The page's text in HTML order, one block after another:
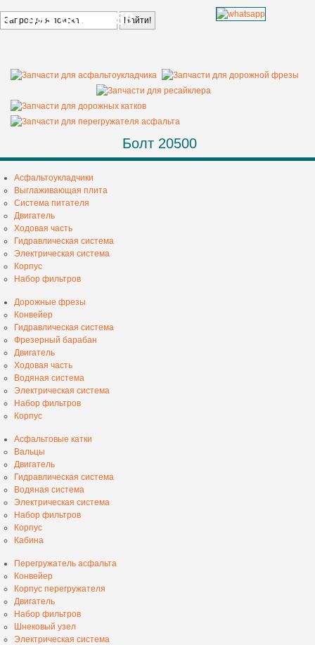
+7 499 685 68 58
Болт 20500
Асфальтоукладчики
Выглаживающая плита
Система питателя
Двигатель
Ходовая часть
Гидравлическая система
Электрическая система
Корпус
Набор фильтров
Дорожные фрезы
Конвейер
Гидравлическая система
Фрезерный барабан
Двигатель
Ходовая часть
Водяная система
Электрическая система
Набор фильтров
Корпус
Асфальтовые катки
Вальцы
Двигатель
Гидравлическая система
Водяная система
Электрическая система
Набор фильтров
Корпус
Кабина
Перегружатель асфальта
Конвейер
Корпус перегружателя
Двигатель
Набор фильтров
Шнековый узел
Электрическая система